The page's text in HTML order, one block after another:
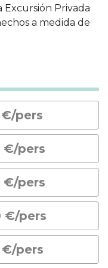
Excursión Privada
a medida de
€/pers
€/pers
€/pers
€/pers
€/pers